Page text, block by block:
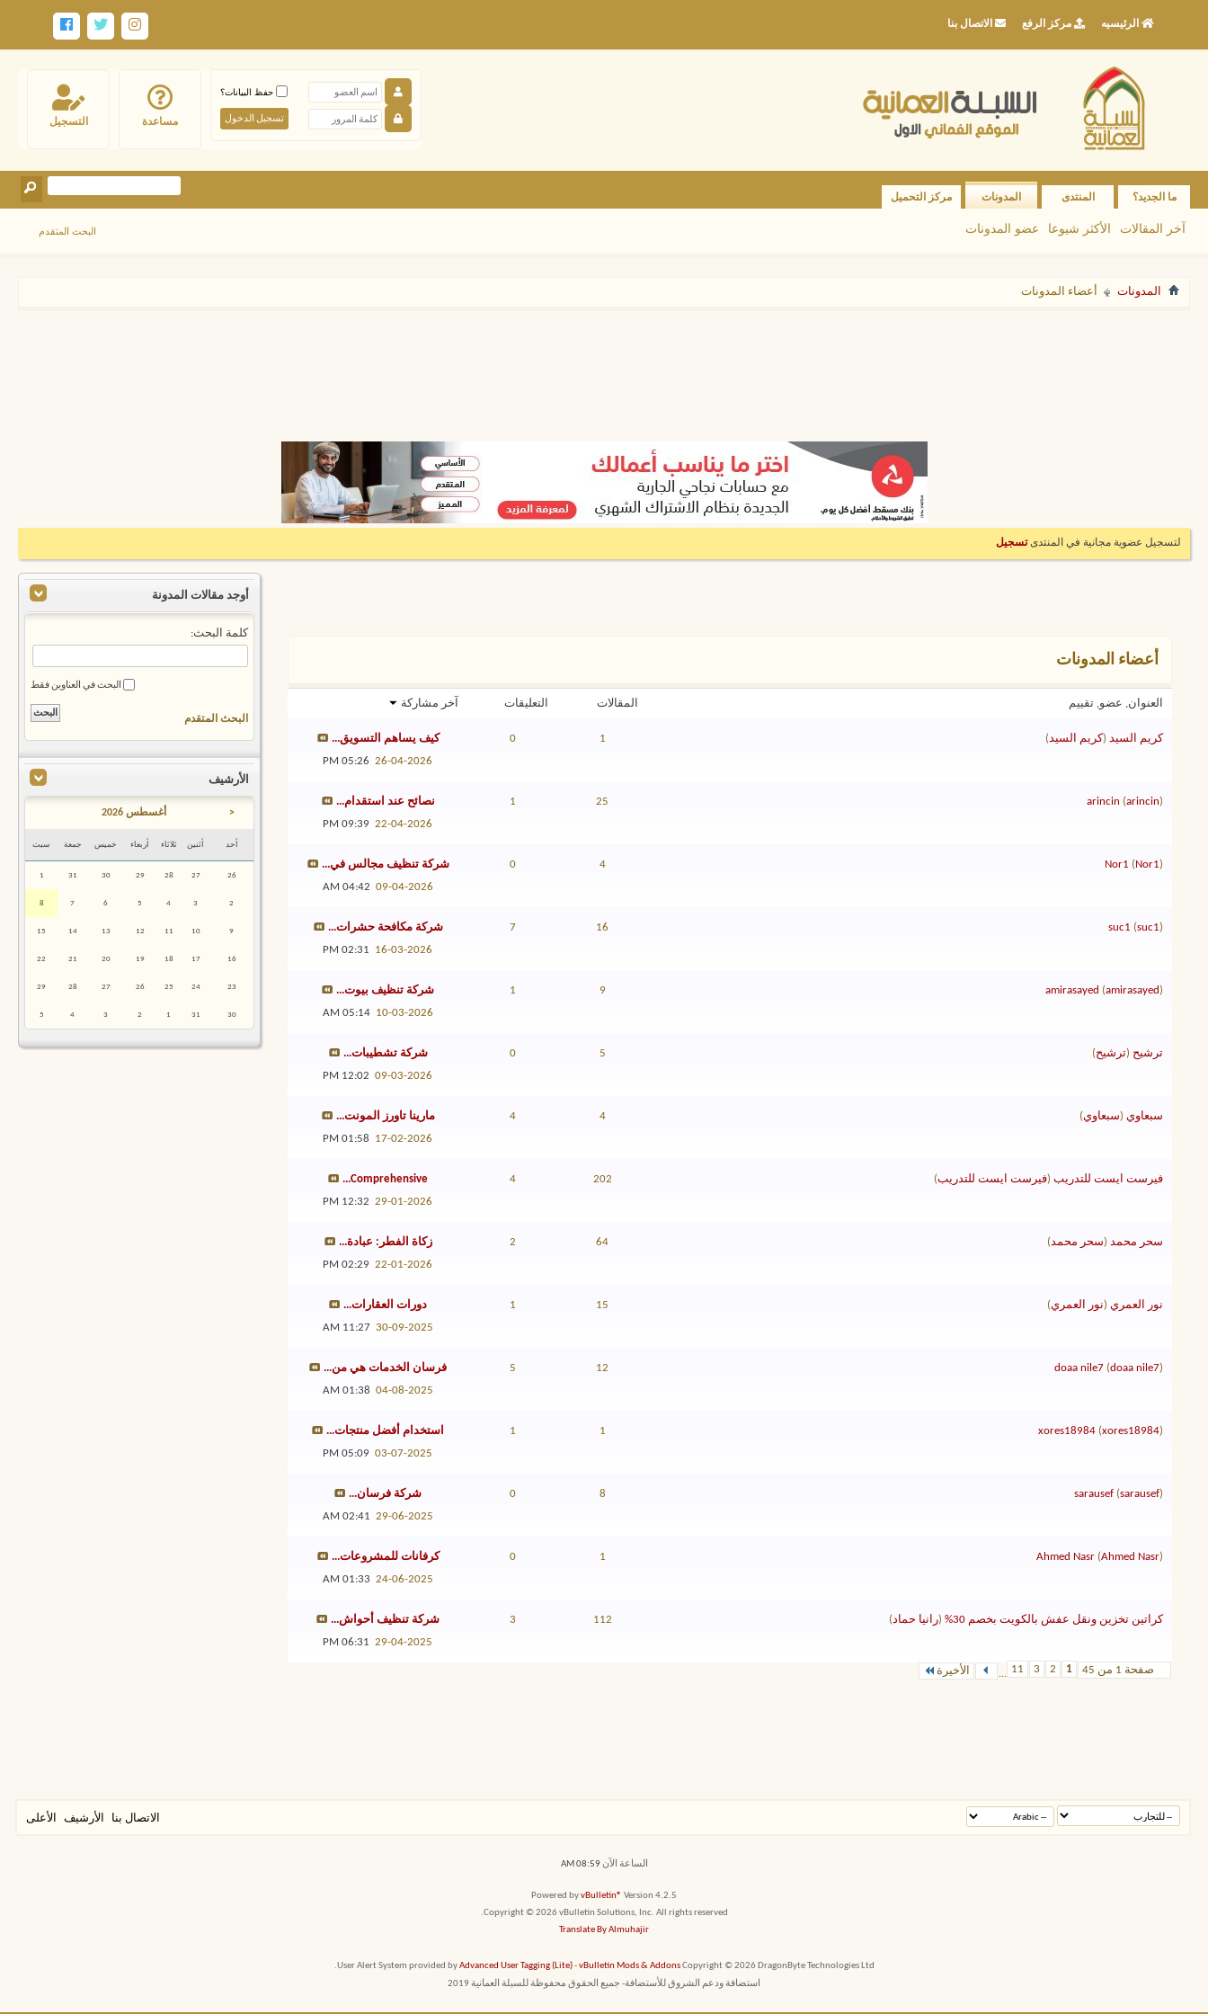
الرئيسيه مركز الرفع الاتصال بنا
التسجيل مساعدة
حفظ البيانات؟
ما الجديد؟ المنتدى المدونات
آخر المقالات الأكثر شيوعا عضو المدونات
مركز التحميل
البحث المتقدم
المدونات أعضاء المدونات
لتسجيل عضوية مجانية في المنتدىتسجيل
أعضاء المدونات
العنوان, عضو, تقييم المقالات التعليقات آخر مشاركة
كريم السيد (كريم السيد)
1
0
كيف يساهم التسويق...
26-04-2026
05:26 PM
arincin (arincin)
25
1
نصائح عند استقدام...
22-04-2026
09:39 PM
Nor1 (Nor1)
4
0
شركة تنظيف مجالس في...
09-04-2026
04:42 AM
suc1 (suc1)
16
7
شركة مكافحة حشرات...
16-03-2026
02:31 PM
amirasayed (amirasayed)
9
1
شركة تنظيف بيوت...
10-03-2026
05:14 AM
ترشيح (ترشيح)
5
0
شركة تشطيبات...
09-03-2026
12:02 PM
سبعاوي (سبعاوي)
4
4
مارينا تاورز المونت...
17-02-2026
01:58 PM
فيرست ايست للتدريب (فيرست ايست للتدريب)
202
4
Comprehensive...
29-01-2026
12:32 PM
سحر محمد (سحر محمد)
64
2
زكاة الفطر: عبادة...
22-01-2026
02:29 PM
نور العمري (نور العمري)
15
1
دورات العقارات...
30-09-2025
11:27 AM
doaa nile7 (doaa nile7)
12
5
فرسان الخدمات هي من...
04-08-2025
01:38 AM
xores18984 (xores18984)
1
1
استخدام أفضل منتجات...
03-07-2025
05:09 PM
sarausef (sarausef)
8
0
شركة فرسان...
29-06-2025
02:41 AM
Ahmed Nasr (Ahmed Nasr)
1
0
كرفانات للمشروعات...
24-06-2025
01:33 AM
كراتين تخزين ونقل عفش بالكويت بخصم 30% (رانيا حماد)
112
3
شركة تنظيف أحواش...
29-04-2025
06:31 PM
صفحة 1 من 45 1
2
3
11
... الأخيرة
أوجد مقالات المدونة
كلمة البحث:
البحث في العناوين فقط
البحث المتقدم
الأرشيف
< أغسطس 2026
أحد أثنين ثلاثاء أربعاء خميس جمعة سبت
26
27
28
29
30
31
1
2
3
4
5
6
7
8
9
10
11
12
13
14
15
16
17
18
19
20
21
22
23
24
25
26
27
28
29
30
31
1
2
3
4
5
الاتصال بنا الأرشيف الأعلى
الساعة الآن08:59 AM
Powered byvBulletin® Version 4.2.5
Copyright © 2026 vBulletin Solutions, Inc. All rights reserved.
Translate By Almuhajir
User Alert System provided byAdvanced User Tagging (Lite)-vBulletin Mods & AddonsCopyright © 2026 DragonByte Technologies Ltd.
استضافة ودعم الشروق للأستضافة- جميع الحقوق محفوظة للسبلة العمانية 2019